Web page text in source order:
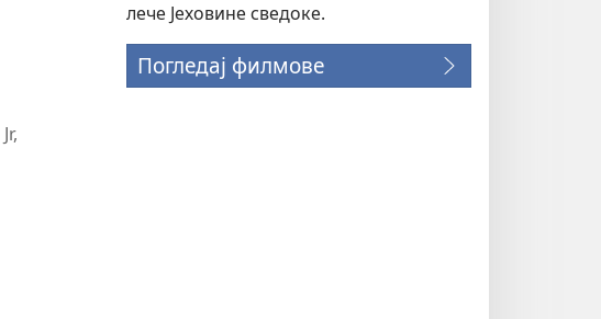
лече Јеховине сведоке.
Погледај филмове